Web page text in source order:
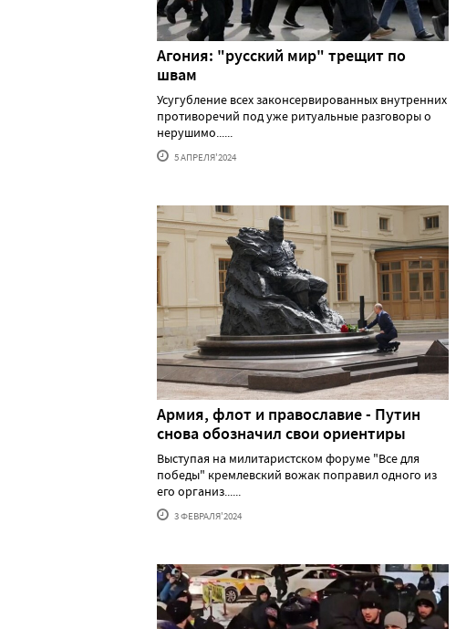
Агония: "русский мир" трещит по
швам
Усугубление всех законсервированных внутренних
противоречий под уже ритуальные разговоры о
нерушимо......
5 АПРЕЛЯ'2024
Армия, флот и православие - Путин
снова обозначил свои ориентиры
Выступая на милитаристском форуме "Все для
победы" кремлевский вожак поправил одного из
его организ......
3 ФЕВРАЛЯ'2024